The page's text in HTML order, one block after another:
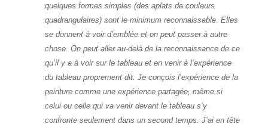
quelques formes simples (des aplats de couleurs
quadrangulaires) sont le minimum reconnaissable. Elles
se donnent à voir d’emblée et on peut passer à autre
chose. On peut aller au-delà de la reconnaissance de ce
qu’il y a à voir sur le tableau et en venir à l’expérience
du tableau proprement dit. Je conçois l’expérience de la
peinture comme une expérience partagée, même si
celui ou celle qui va venir devant le tableau s’y
confronte seulement dans un second temps. J’ai en tête